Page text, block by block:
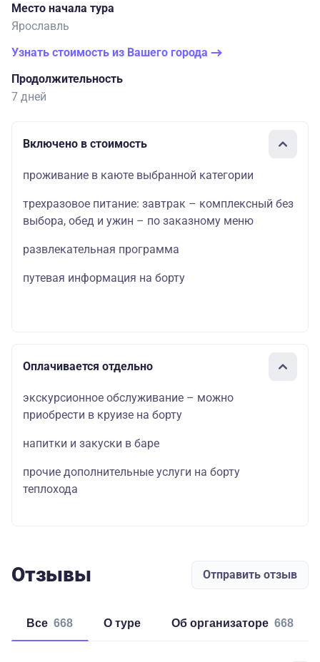
Место начала тура
Ярославль
Узнать стоимость из Вашего города
Продолжительность
7 дней
Включено в стоимость
проживание в каюте выбранной категории
трехразовое питание: завтрак – комплексный без
выбора, обед и ужин – по заказному меню
развлекательная программа
путевая информация на борту
Оплачивается отдельно
экскурсионное обслуживание – можно
приобрести в круизе на борту
напитки и закуски в баре
прочие дополнительные услуги на борту
теплохода
Отзывы Отправить отзыв
Все 668 о туре об организаторе 668